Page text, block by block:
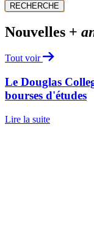
RECHERCHE
Nouvelles +
Tout voir
Le Douglas
bourses d'études
Lire la suite